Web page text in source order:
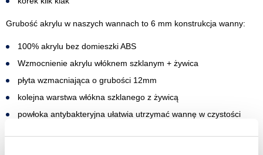
Grubość akrylu w naszych wannach to 6 mm konstrukcja wanny:
100% akrylu bez domieszki ABS
Wzmocnienie akrylu włóknem szklanym + żywica
płyta wzmacniająca o grubości 12mm
kolejna warstwa włókna szklanego z żywicą
powłoka antybakteryjna ułatwia utrzymać wannę w czystości